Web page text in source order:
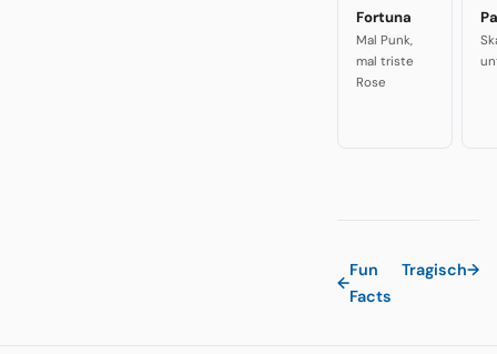
Fortuna
Mal Punk,
mal triste
Rose
←
Fun
Facts
Tragisch→